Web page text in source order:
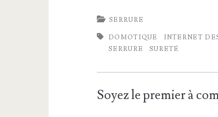
SERRURE
DOMOTIQUE INTERNET
SERRURE
SURETÉ
Soyez le premier à